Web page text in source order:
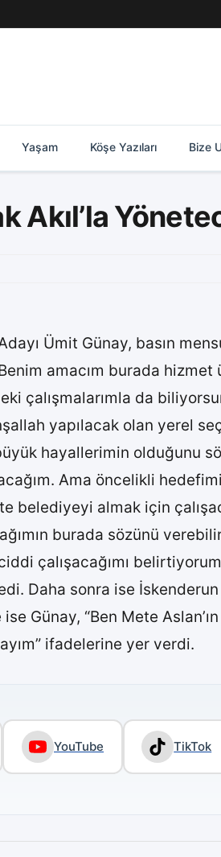
Yaşam Köşe Yazıları Bize
Akıl’la
Ümit Günay, basın
amacım burada
çalışmalarımla da
yapılacak olan yerel
hayallerimin olduğunu
Ama öncelikli
belediyeyi almak için
burada sözünü
çalışacağımı
Daha sonra ise İskenderun
“Ben Mete Aslan’ın
ifadelerine yer verdi.
YouTube TikTok